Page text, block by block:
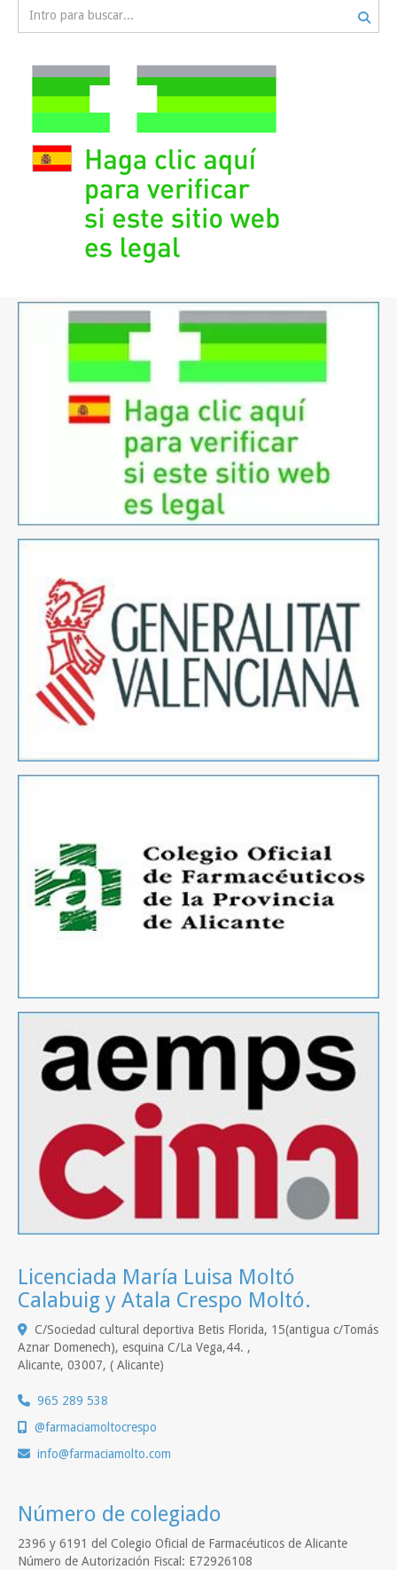
Licenciada María Luisa Moltó
Calabuig y Atala Crespo Moltó.
C/Sociedad cultural deportiva Betis Florida, 15(antigua c/Tomás
Aznar Domenech), esquina C/La Vega,44. ,
Alicante, 03007, ( Alicante)
965 289 538
@farmaciamoltocrespo
info
farmaciamolto.com
Número de colegiado
2396 y 6191 del Colegio Oficial de Farmacéuticos de Alicante
Número de Autorización Fiscal: E72926108